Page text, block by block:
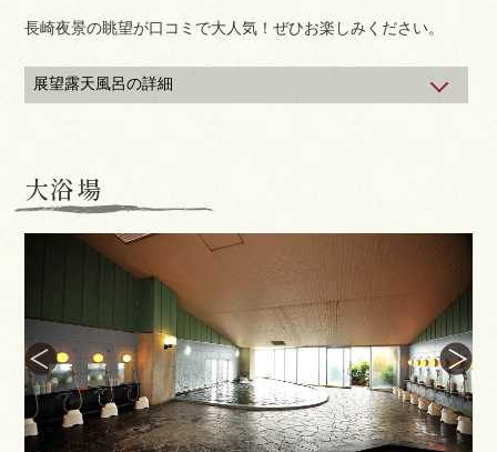
長崎夜景の眺望が口コミで大人気！ぜひお楽しみください。
展望露天風呂の詳細
大浴場